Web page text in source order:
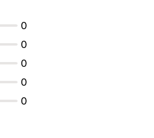
0
0
0
0
0